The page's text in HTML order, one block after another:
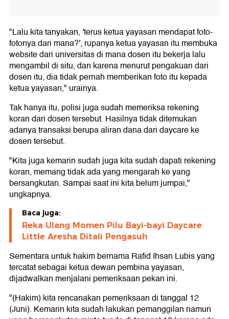
"Lalu kita tanyakan, 'terus ketua yayasan mendapat foto-
fotonya dari mana?', rupanya ketua yayasan itu membuka
website dari universitas di mana dosen itu bekerja lalu
mengambil di situ, dan karena menurut pengakuan dari
dosen itu, dia tidak pernah memberikan foto itu kepada
ketua yayasan," urainya.
Tak hanya itu, polisi juga sudah memeriksa rekening
koran dari dosen tersebut. Hasilnya tidak ditemukan
adanya transaksi berupa aliran dana dari daycare ke
dosen tersebut.
"Kita juga kemarin sudah juga kita sudah dapati rekening
koran, memang tidak ada yang mengarah ke yang
bersangkutan. Sampai saat ini kita belum jumpai,"
ungkapnya.
Baca juga:
Reka Ulang Momen Pilu Bayi-bayi Daycare
Little Aresha Ditali Pengasuh
Sementara untuk hakim bernama Rafid Ihsan Lubis yang
tercatat sebagai ketua dewan pembina yayasan,
dijadwalkan menjalani pemeriksaan pekan ini.
"(Hakim) kita rencanakan pemeriksaan di tanggal 12
(Juni). Kemarin kita sudah lakukan pemanggilan namun